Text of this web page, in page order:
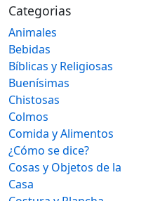
Categorias
Animales
Bebidas
Bíblicas y Religiosas
Buenísimas
Chistosas
Colmos
Comida y Alimentos
¿Cómo se dice?
Cosas y Objetos de la
Casa